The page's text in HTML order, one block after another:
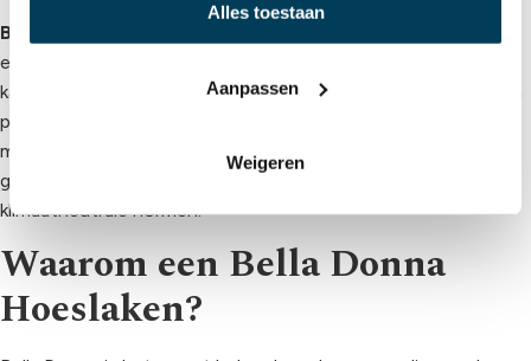
Alles toestaan
Aanpassen
Weigeren
Bella Donna hoeslakens
elasticiteit en duurzaamheid. Gemaakt van supergekamd
katoen met zijdeproteïne en aloë vera voor een zijdezacht en
pillingvrij oppervlak. Perfecte pasvorm, ook voor hoge
matrassen en toppers. Hypoallergeen, kleurvast en
geproduceerd in Duitsland volgens OEKO-TEX en
klimaatneutrale normen.
Waarom een Bella Donna
Hoeslaken?